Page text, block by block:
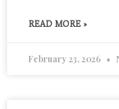
READ MORE »
February 23, 2026